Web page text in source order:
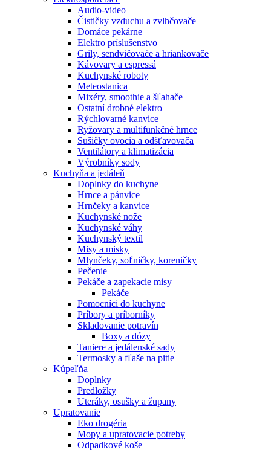
Audio-video
Čističky vzduchu a zvlhčovače
Domáce pekárne
Elektro príslušenstvo
Grily, sendvičovače a hriankovače
Kávovary a espressá
Kuchynské roboty
Meteostanica
Mixéry, smoothie a šľahače
Ostatní drobné elektro
Rýchlovarné kanvice
Ryžovary a multifunkčné hrnce
Sušičky ovocia a odšťavovača
Ventilátory a klimatizácia
Výrobníky sody
Kuchyňa a jedáleň
Doplnky do kuchyne
Hrnce a pánvice
Hrnčeky a kanvice
Kuchynské nože
Kuchynské váhy
Kuchynský textil
Misy a misky
Mlynčeky, soľničky, koreničky
Pečenie
Pekáče a zapekacie misy
Pekáče
Pomocníci do kuchyne
Príbory a príborníky
Skladovanie potravín
Boxy a dózy
Taniere a jedálenské sady
Termosky a fľaše na pitie
Kúpeľňa
Doplnky
Predložky
Uteráky, osušky a župany
Upratovanie
Eko drogéria
Mopy a upratovacie potreby
Odpadkové koše